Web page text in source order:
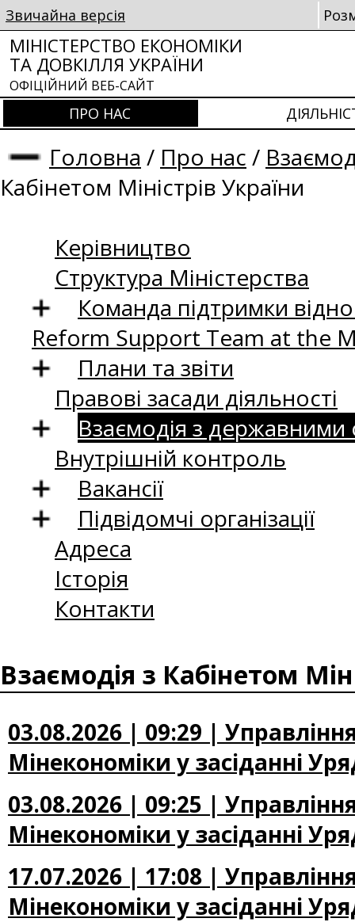
Звичайна версія
МІНІСТЕРСТВО ЕКОНОМІКИ
ТА ДОВКІЛЛЯ УКРАЇНИ
ОФІЦІЙНИЙ ВЕБ-САЙТ
ПРО НАС
Головна / Про нас /
Кабінетом Міністрів України
Керівництво
Структура Міністерства
Команда підтримки
Reform Support Team at the
Плани та звіти
Правові засади діяльності
Взаємодія з
Внутрішній контроль
Вакансії
Підвідомчі організації
Адреса
Історія
Контакти
Взаємодія з Кабінетом
03.08.2026 | 09:29 |
Мінекономіки у засіданні
03.08.2026 | 09:25 |
Мінекономіки у засіданні
17.07.2026 | 17:08 |
Мінекономіки у засіданні